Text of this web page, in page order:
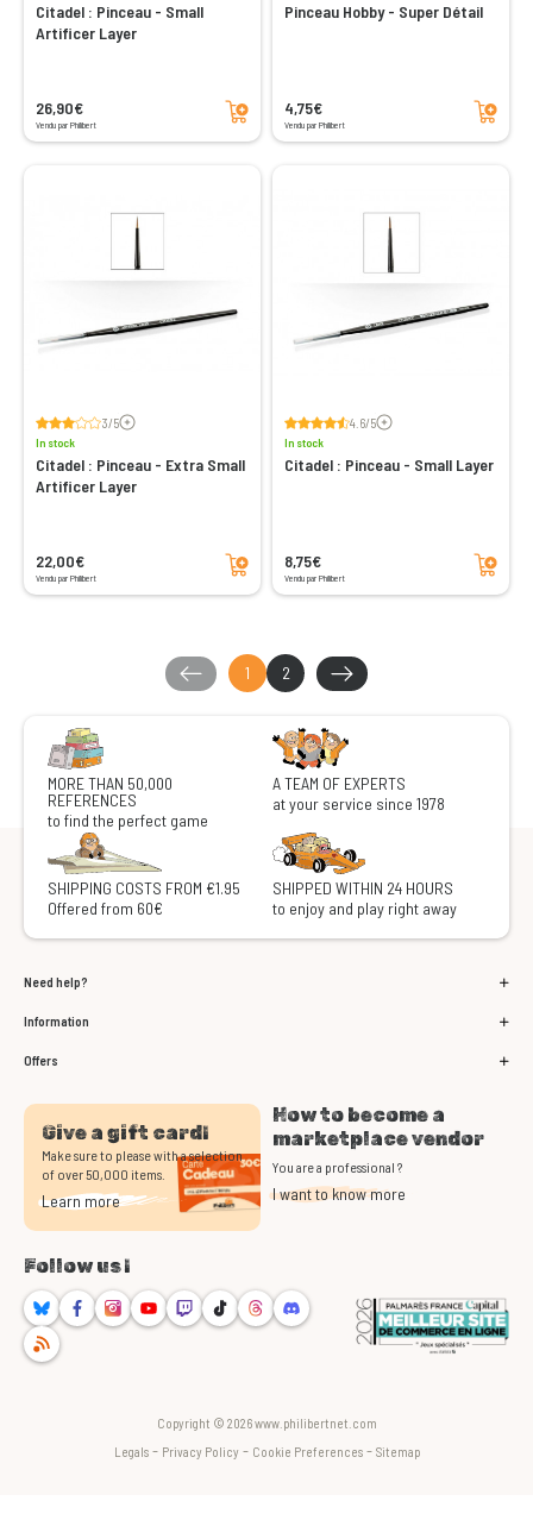
Citadel : Pinceau - Small
Artificer Layer
26,90€
Vendu par Philibert
Add to cart
Pinceau Hobby - Super Détail
4,75€
Vendu par Philibert
Add to cart
3/5Voir les avis
In stock
Citadel : Pinceau - Extra Small
Artificer Layer
22,00€
Vendu par Philibert
Add to cart
4.6/5Voir les avis
In stock
Citadel : Pinceau - Small Layer
8,75€
Vendu par Philibert
Add to cart
1 2
MORE THAN 50,000
REFERENCES
to find the perfect game
A TEAM OF EXPERTS
at your service since 1978
SHIPPING COSTS FROM €1.95
Offered from 60€
SHIPPED WITHIN 24 HOURS
to enjoy and play right away
Need help?
Information
Offers
Give a gift card!
Make sure to please with a selection
of over 50,000 items.
Learn more
How to become a
marketplace vendor
You are a professional ?
I want to know more
Follow us !
BlueskyFacebookInstagram
YoutubeTwitchTikTokThreadsDiscord
RSS
Copyright © 2026 www.philibertnet.com
Legals- Privacy Policy- Cookie Preferences- Sitemap